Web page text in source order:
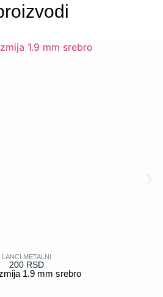
LANCI METALNI
200 RSD
1.9 mm srebro